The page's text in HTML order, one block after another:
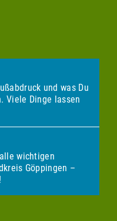
und was Du
Viele Dinge lassen
wichtigen
Göppingen –